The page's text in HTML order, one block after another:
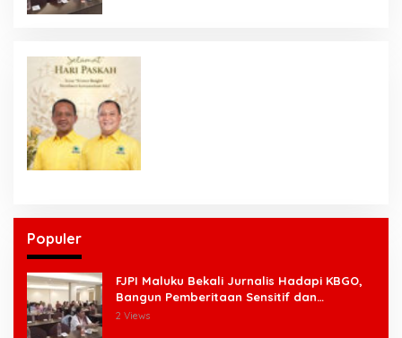
Populer
FJPI Maluku Bekali Jurnalis Hadapi KBGO,
Bangun Pemberitaan Sensitif dan
Berperspektif Korban
2 Views